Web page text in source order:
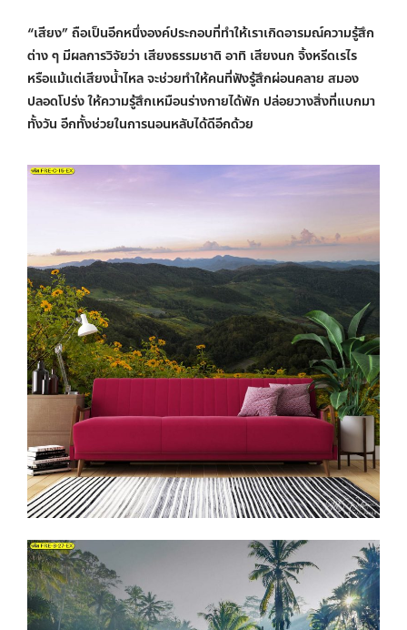
“เสียง” ถือเป็นอีกหนึ่งองค์ประกอบที่ทำให้เราเกิดอารมณ์ความรู้สึก
ต่าง ๆ มีผลการวิจัยว่า เสียงธรรมชาติ อาทิ เสียงนก จิ้งหรีดเรไร
หรือแม้แต่เสียงน้ำไหล จะช่วยทำให้คนที่ฟังรู้สึกผ่อนคลาย สมอง
ปลอดโปร่ง ให้ความรู้สึกเหมือนร่างกายได้พัก ปล่อยวางสิ่งที่แบกมา
ทั้งวัน อีกทั้งช่วยในการนอนหลับได้ดีอีกด้วย